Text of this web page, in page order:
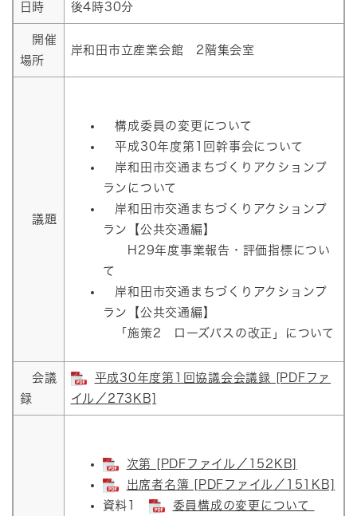
日時
後4時30分
開催
場所
岸和田市立産業会館 2階集会室
議題
構成委員の変更について
平成30年度第1回幹事会について
岸和田市交通まちづくりアクションプ
ランについて
岸和田市交通まちづくりアクションプ
ラン【公共交通編】
H29年度事業報告・評価指標につい
て
岸和田市交通まちづくりアクションプ
ラン【公共交通編】
「施策2 ローズバスの改正」について
会議
録
平成30年度第1回協議会会議録 [PDFファ
イル／273KB]
次第 [PDFファイル／152KB]
出席者名簿 [PDFファイル／151KB]
資料1
委員構成の変更について